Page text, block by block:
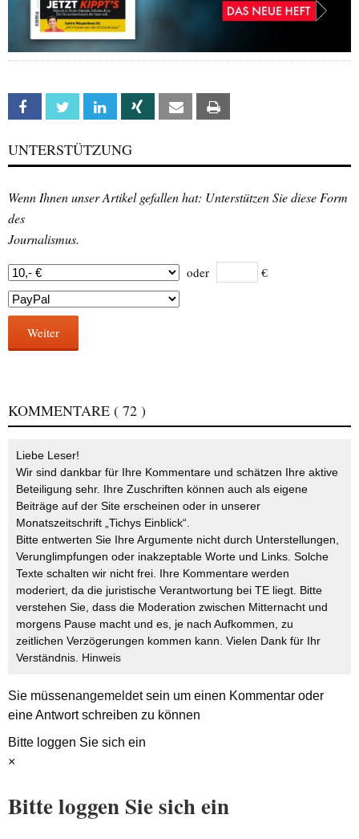
Facebook Twitter Linkedin Xing Email
UNTERSTÜTZUNG
Wenn Ihnen unser Artikel gefallen hat: Unterstützen Sie diese Form
des
Journalismus.
oder €
Weiter
KOMMENTARE ( 72 )
Liebe Leser!
Wir sind dankbar für Ihre Kommentare und schätzen Ihre aktive
Beteiligung sehr. Ihre Zuschriften können auch als eigene
Beiträge auf der Site erscheinen oder in unserer
Monatszeitschrift „Tichys Einblick“.
Bitte entwerten Sie Ihre Argumente nicht durch Unterstellungen,
Verunglimpfungen oder inakzeptable Worte und Links. Solche
Texte schalten wir nicht frei. Ihre Kommentare werden
moderiert, da die juristische Verantwortung bei TE liegt. Bitte
verstehen Sie, dass die Moderation zwischen Mitternacht und
morgens Pause macht und es, je nach Aufkommen, zu
zeitlichen Verzögerungen kommen kann. Vielen Dank für Ihr
Verständnis. Hinweis
Sie müssenangemeldetsein um einen Kommentar oder
eine Antwort schreiben zu können
Bitte loggen Sie sich ein
×
Bitte loggen Sie sich ein